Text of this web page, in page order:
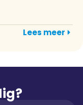
Lees meer